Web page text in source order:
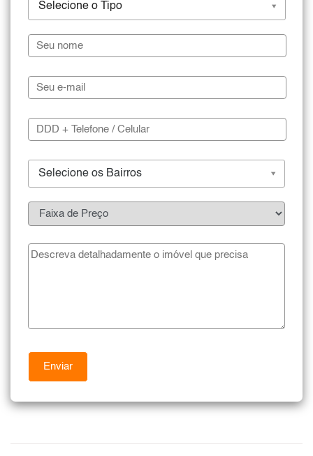
Selecione o Tipo
Selecione os Bairros